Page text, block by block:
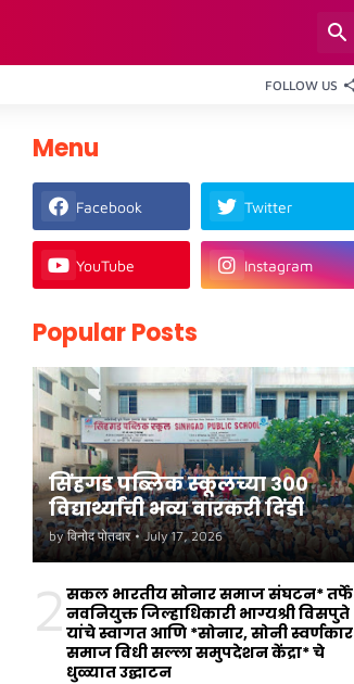
FOLLOW US
Menu
Facebook Twitter
YouTube Instagram
Popular Posts
सिंहगड पब्लिक स्कूलच्या ३००
विद्यार्थ्यांची भव्य वारकरी दिंडी
by विनोद पोतदार • July 17, 2026
2 सकल भारतीय सोनार समाज संघटन* तर्फे
नवनियुक्त जिल्हाधिकारी भाग्यश्री विसपुते
यांचे स्वागत आणि *सोनार, सोनी स्वर्णकार
समाज विधी सल्ला समुपदेशन केंद्रा* चे
धुळ्यात उद्घाटन